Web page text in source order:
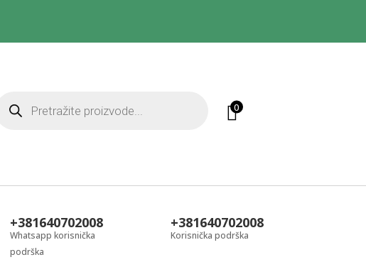
search 0
+381640702008
Whatsapp korisnička
podrška
+381640702008
Korisnička podrška